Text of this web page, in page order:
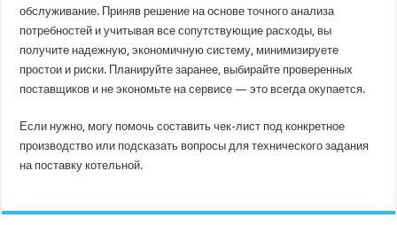
обслуживание. Приняв решение на основе точного анализа
потребностей и учитывая все сопутствующие расходы, вы
получите надежную, экономичную систему, минимизируете
простои и риски. Планируйте заранее, выбирайте проверенных
поставщиков и не экономьте на сервисе — это всегда окупается.
Если нужно, могу помочь составить чек-лист под конкретное
производство или подсказать вопросы для технического задания
на поставку котельной.